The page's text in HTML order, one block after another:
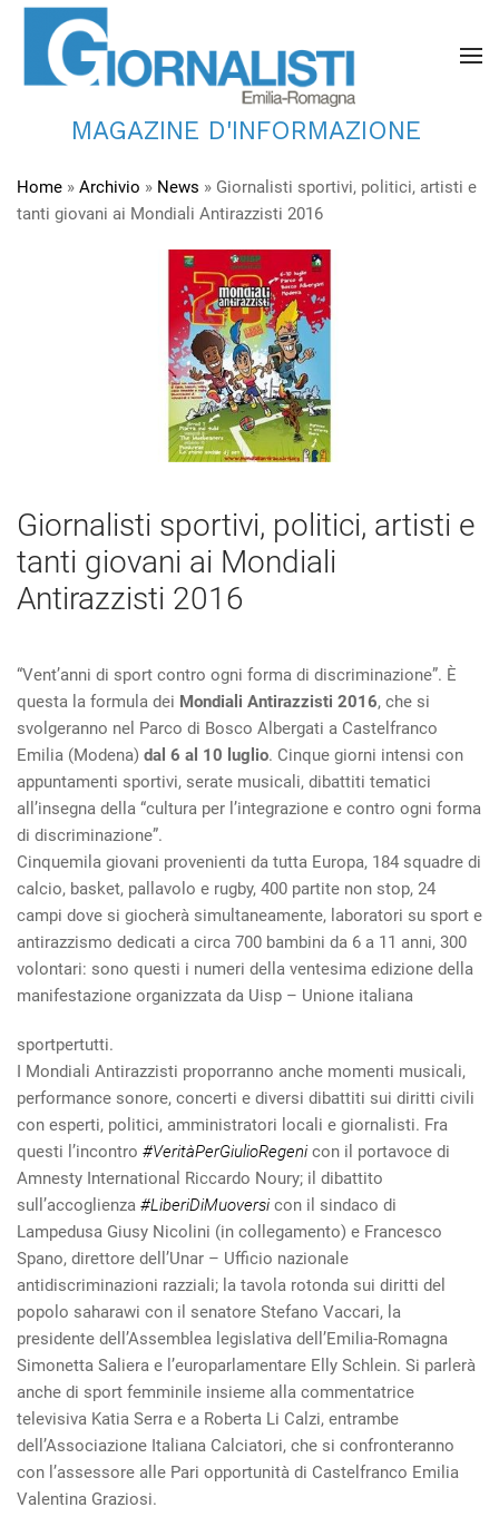
MAGAZINE D'INFORMAZIONE
Home » Archivio » News » Giornalisti sportivi, politici, artisti e
tanti giovani ai Mondiali Antirazzisti 2016
Giornalisti sportivi, politici, artisti e
tanti giovani ai Mondiali
Antirazzisti 2016
“Vent’anni di sport contro ogni forma di discriminazione”. È
questa la formula dei Mondiali Antirazzisti 2016, che si
svolgeranno nel Parco di Bosco Albergati a Castelfranco
Emilia (Modena) dal 6 al 10 luglio. Cinque giorni intensi con
appuntamenti sportivi, serate musicali, dibattiti tematici
all’insegna della “cultura per l’integrazione e contro ogni forma
di discriminazione”.
Cinquemila giovani provenienti da tutta Europa, 184 squadre di
calcio, basket, pallavolo e rugby, 400 partite non stop, 24
campi dove si giocherà simultaneamente, laboratori su sport e
antirazzismo dedicati a circa 700 bambini da 6 a 11 anni, 300
volontari: sono questi i numeri della ventesima edizione della
manifestazione organizzata da Uisp – Unione italiana
sportpertutti.
I Mondiali Antirazzisti proporranno anche momenti musicali,
performance sonore, concerti e diversi dibattiti sui diritti civili
con esperti, politici, amministratori locali e giornalisti. Fra
questi l’incontro #VeritàPerGiulioRegenicon il portavoce di
Amnesty International Riccardo Noury; il dibattito
sull’accoglienza #LiberiDiMuoversicon il sindaco di
Lampedusa Giusy Nicolini (in collegamento) e Francesco
Spano, direttore dell’Unar – Ufficio nazionale
antidiscriminazioni razziali; la tavola rotonda sui diritti del
popolo saharawi con il senatore Stefano Vaccari, la
presidente dell’Assemblea legislativa dell’Emilia-Romagna
Simonetta Saliera e l’europarlamentare Elly Schlein. Si parlerà
anche di sport femminile insieme alla commentatrice
televisiva Katia Serra e a Roberta Li Calzi, entrambe
dell’Associazione Italiana Calciatori, che si confronteranno
con l’assessore alle Pari opportunità di Castelfranco Emilia
Valentina Graziosi.